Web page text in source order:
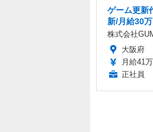
ゲーム更新
新/月給30
株式会社
大阪府
月給41
正社員